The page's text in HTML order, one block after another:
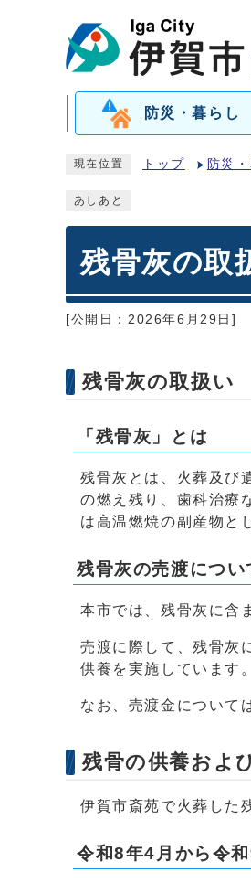
防災・暮らし
現在位置 トップ 防災
あしあと
残骨灰の取
[公開日：2026年6月29日]
残骨灰の取扱い
「残骨灰」とは
残骨灰とは、火葬及び
の燃え残り、歯科治療
は高温燃焼の副産物と
残骨灰の売渡につい
本市では、残骨灰に含
売渡に際して、残骨灰
供養を実施しています。
なお、売渡金について
残骨の供養およ
伊賀市斎苑で火葬した
令和8年4月から令